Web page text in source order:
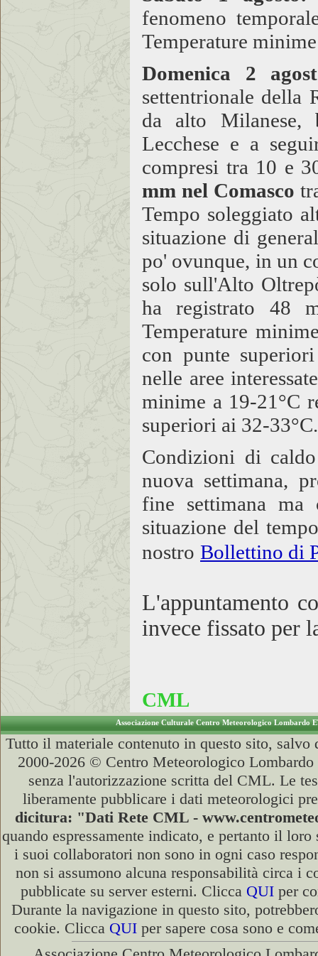
fenomeno
Temperature
Domenica 2
settentrionale della
da alto Milanese,
Lecchese e a
compresi tra 10 e
mm nel Comasco
Tempo soleggiato
situazione di
po' ovunque, in un
solo sull'Alto
ha registrato 48
Temperature
con punte
nelle aree
minime a 19-21°C
superiori ai 32-33°C.
Condizioni di
nuova settimana,
fine settimana ma
situazione del
nostro Bollettino di
L'appuntamento
invece fissato per
CML
Associazione Culturale Centro Meteorologico Lombardo
Tutto il materiale contenuto in questo sito, salvo
2000-2026 © Centro Meteorologico
senza l'autorizzazione scritta del CML. Le
liberamente pubblicare i dati meteorologici
dicitura: "Dati Rete CML -
quando espressamente indicato, e pertanto il
i suoi collaboratori non sono in ogni caso
non si assumono alcuna responsabilità circa i
pubblicate su server esterni. Clicca QUIper
Durante la navigazione in questo sito,
cookie. Clicca QUI per sapere cosa sono e